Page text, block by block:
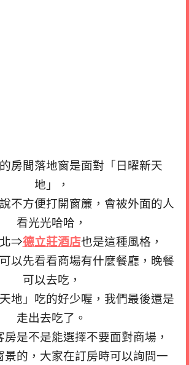
房間落地窗是面對「日曜新天
地」，
不方便打開窗簾，會被外面的人
看光光哈哈，
北⇒德立莊酒店也是這種風格，
以先看看商場有什麼餐廳，晚餐
可以去吃，
地」吃的好少喔，我們最後還是
走出去吃了。
房是不是能選擇不要面對商場，
景的，大家在訂房時可以詢問一